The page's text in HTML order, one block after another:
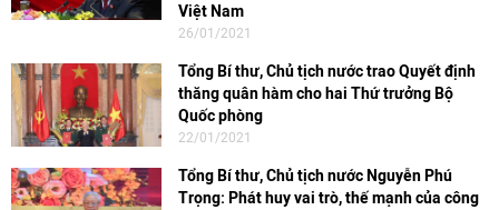
Việt Nam
26/01/2021
Tổng Bí thư, Chủ tịch nước trao Quyết định
thăng quân hàm cho hai Thứ trưởng Bộ
Quốc phòng
22/01/2021
Tổng Bí thư, Chủ tịch nước Nguyễn Phú
Trọng: Phát huy vai trò, thế mạnh của công